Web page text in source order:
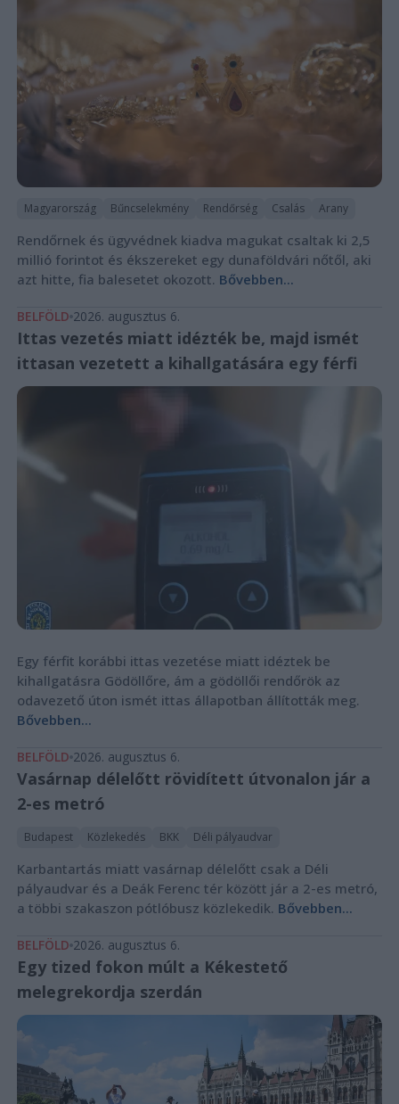
Magyarország Bűncselekmény Rendőrség Csalás Arany
Rendőrnek és ügyvédnek kiadva magukat csaltak ki 2,5
millió forintot és ékszereket egy dunaföldvári nőtől, aki
azt hitte, fia balesetet okozott. Bővebben...
BELFÖLD 2026. augusztus 6.
Ittas vezetés miatt idézték be, majd ismét
ittasan vezetett a kihallgatására egy férfi
Egy férfit korábbi ittas vezetése miatt idéztek be
kihallgatásra Gödöllőre, ám a gödöllői rendőrök az
odavezető úton ismét ittas állapotban állították meg.
Bővebben...
BELFÖLD 2026. augusztus 6.
Vasárnap délelőtt rövidített útvonalon jár a
2-es metró
Budapest Közlekedés BKK Déli pályaudvar
Karbantartás miatt vasárnap délelőtt csak a Déli
pályaudvar és a Deák Ferenc tér között jár a 2-es metró,
a többi szakaszon pótlóbusz közlekedik. Bővebben...
BELFÖLD 2026. augusztus 6.
Egy tized fokon múlt a Kékestető
melegrekordja szerdán